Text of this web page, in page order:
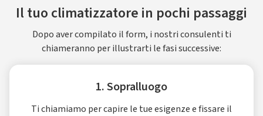
Il tuo climatizzatore in pochi passaggi
Dopo aver compilato il form, i nostri consulenti ti
chiameranno per illustrarti le fasi successive:
1. Sopralluogo
Ti chiamiamo per capire le tue esigenze e fissare il